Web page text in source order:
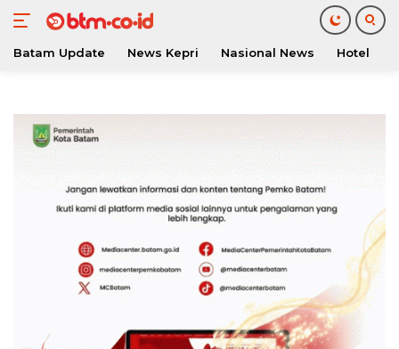
konten
Batam Update News Kepri Nasional News Hotel